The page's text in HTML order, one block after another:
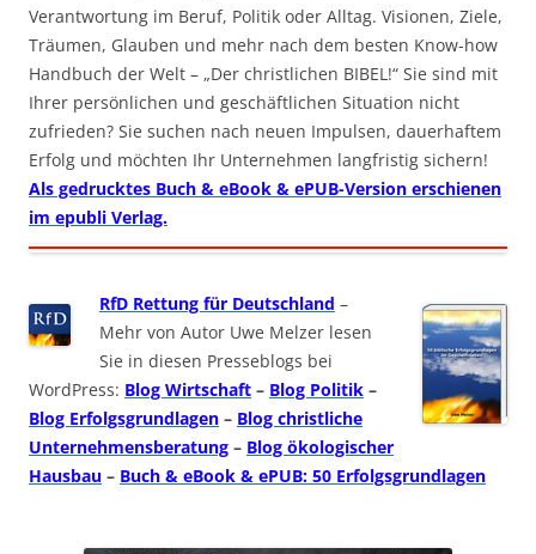
Verantwortung im Beruf, Politik oder Alltag. Visionen, Ziele,
Träumen, Glauben und mehr nach dem besten Know-how
Handbuch der Welt – „Der christlichen BIBEL!“ Sie sind mit
Ihrer persönlichen und geschäftlichen Situation nicht
zufrieden? Sie suchen nach neuen Impulsen, dauerhaftem
Erfolg und möchten Ihr Unternehmen langfristig sichern!
Als gedrucktes Buch & eBook & ePUB-Version erschienen
im epubli Verlag.
RfD Rettung für Deutschland –
Mehr von Autor Uwe Melzer lesen
Sie in diesen Presseblogs bei
WordPress: Blog Wirtschaft – Blog Politik –
Blog Erfolgsgrundlagen – Blog christliche
Unternehmensberatung – Blog ökologischer
Hausbau – Buch & eBook & ePUB: 50 Erfolgsgrundlagen